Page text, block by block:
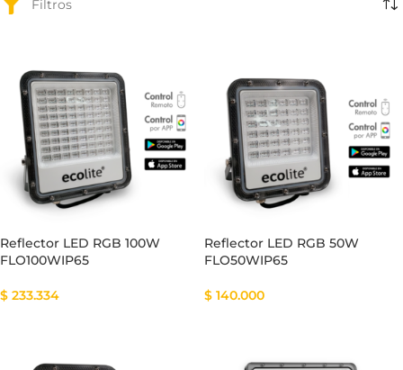
Reflector LED RGB 100W
FLO100WIP65
$ 233.334
Reflector LED RGB 50W
FLO50WIP65
$ 140.000